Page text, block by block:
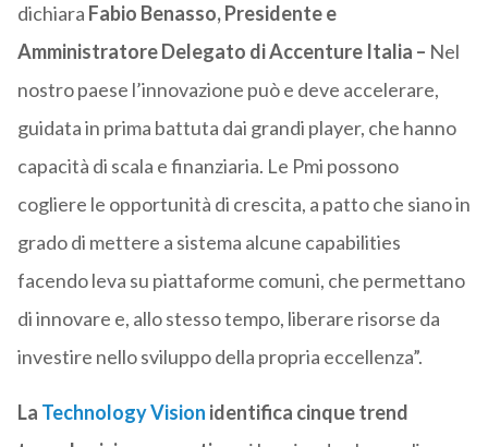
dichiara Fabio Benasso, Presidente e
Amministratore Delegato di Accenture Italia – Nel
nostro paese l’innovazione può e deve accelerare,
guidata in prima battuta dai grandi player, che hanno
capacità di scala e finanziaria. Le Pmi possono
cogliere le opportunità di crescita, a patto che siano in
grado di mettere a sistema alcune capabilities
facendo leva su piattaforme comuni, che permettano
di innovare e, allo stesso tempo, liberare risorse da
investire nello sviluppo della propria eccellenza”.
La Technology Vision identifica cinque trend